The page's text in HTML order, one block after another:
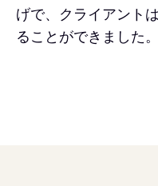
げで、クライアント
ることができました。